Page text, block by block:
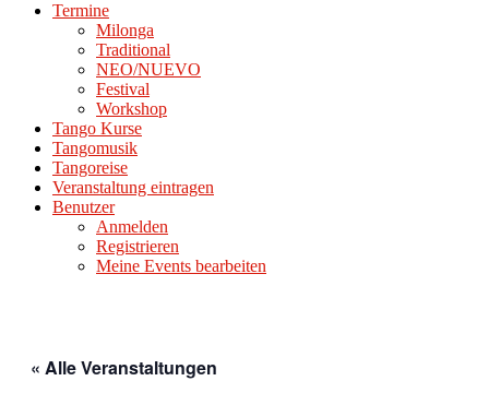
Termine
Milonga
Traditional
NEO/NUEVO
Festival
Workshop
Tango Kurse
Tangomusik
Tangoreise
Veranstaltung eintragen
Benutzer
Anmelden
Registrieren
Meine Events bearbeiten
« Alle Veranstaltungen